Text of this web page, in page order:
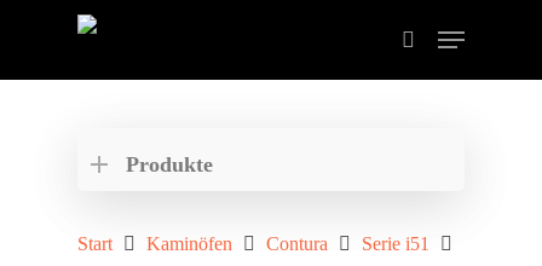
schließen der Suche.
Produkte
Start Kaminöfen Contura
Serie i51